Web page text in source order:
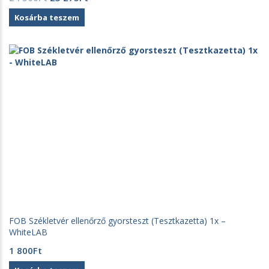
price
was:
500Ft.
275Ft.
Kosárba teszem
FOB Székletvér ellenőrző gyorsteszt (Tesztkazetta) 1x –
WhiteLAB
1 800Ft